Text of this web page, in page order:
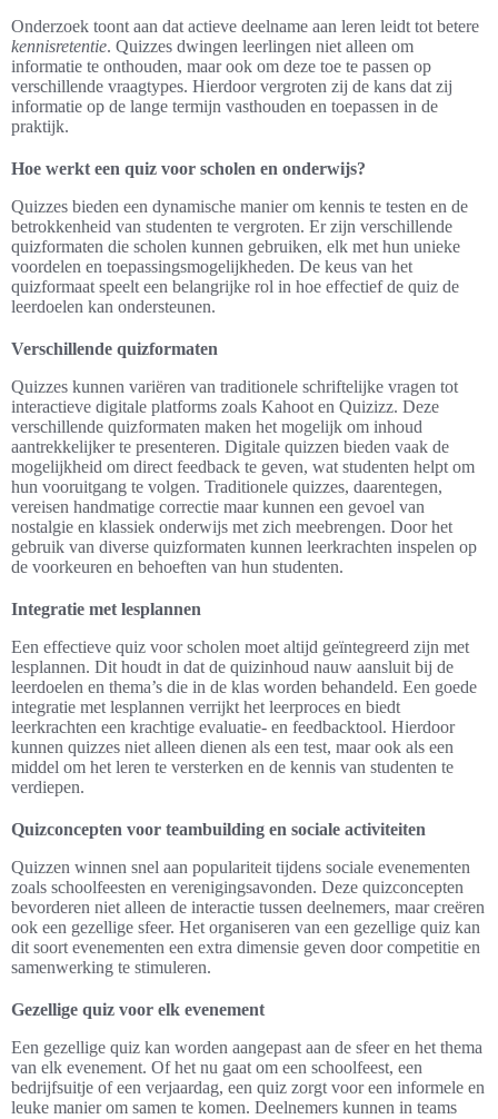
Onderzoek toont aan dat actieve deelname aan leren leidt tot betere
kennisretentie. Quizzes dwingen leerlingen niet alleen om
informatie te onthouden, maar ook om deze toe te passen op
verschillende vraagtypes. Hierdoor vergroten zij de kans dat zij
informatie op de lange termijn vasthouden en toepassen in de
praktijk.
Hoe werkt een quiz voor scholen en onderwijs?
Quizzes bieden een dynamische manier om kennis te testen en de
betrokkenheid van studenten te vergroten. Er zijn verschillende
quizformaten die scholen kunnen gebruiken, elk met hun unieke
voordelen en toepassingsmogelijkheden. De keus van het
quizformaat speelt een belangrijke rol in hoe effectief de quiz de
leerdoelen kan ondersteunen.
Verschillende quizformaten
Quizzes kunnen variëren van traditionele schriftelijke vragen tot
interactieve digitale platforms zoals Kahoot en Quizizz. Deze
verschillende quizformaten maken het mogelijk om inhoud
aantrekkelijker te presenteren. Digitale quizzen bieden vaak de
mogelijkheid om direct feedback te geven, wat studenten helpt om
hun vooruitgang te volgen. Traditionele quizzes, daarentegen,
vereisen handmatige correctie maar kunnen een gevoel van
nostalgie en klassiek onderwijs met zich meebrengen. Door het
gebruik van diverse quizformaten kunnen leerkrachten inspelen op
de voorkeuren en behoeften van hun studenten.
Integratie met lesplannen
Een effectieve quiz voor scholen moet altijd geïntegreerd zijn met
lesplannen. Dit houdt in dat de quizinhoud nauw aansluit bij de
leerdoelen en thema’s die in de klas worden behandeld. Een goede
integratie met lesplannen verrijkt het leerproces en biedt
leerkrachten een krachtige evaluatie- en feedbacktool. Hierdoor
kunnen quizzes niet alleen dienen als een test, maar ook als een
middel om het leren te versterken en de kennis van studenten te
verdiepen.
Quizconcepten voor teambuilding en sociale activiteiten
Quizzen winnen snel aan populariteit tijdens sociale evenementen
zoals schoolfeesten en verenigingsavonden. Deze quizconcepten
bevorderen niet alleen de interactie tussen deelnemers, maar creëren
ook een gezellige sfeer. Het organiseren van een gezellige quiz kan
dit soort evenementen een extra dimensie geven door competitie en
samenwerking te stimuleren.
Gezellige quiz voor elk evenement
Een gezellige quiz kan worden aangepast aan de sfeer en het thema
van elk evenement. Of het nu gaat om een schoolfeest, een
bedrijfsuitje of een verjaardag, een quiz zorgt voor een informele en
leuke manier om samen te komen. Deelnemers kunnen in teams